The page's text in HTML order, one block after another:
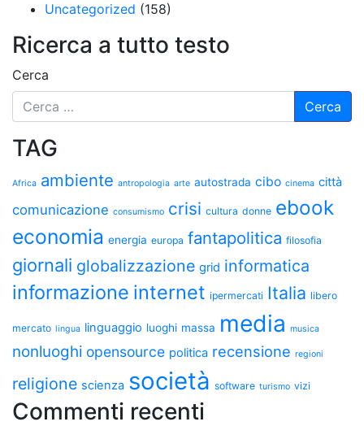
Uncategorized (158)
Ricerca a tutto testo
Cerca
TAG
Africa ambiente antropologia arte autostrada cibo cinema città
comunicazione consumismo crisi cultura donne ebook
economia energia europa fantapolitica filosofia
giornali globalizzazione grid informatica
informazione internet ipermercati Italia libero
mercato lingua linguaggio luoghi massa media musica
nonluoghi opensource politica recensione regioni
religione scienza società software turismo vizi
Commenti recenti